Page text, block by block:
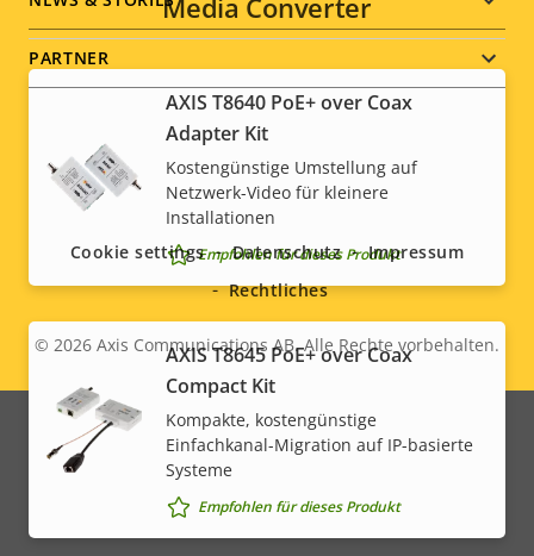
AXIS T8640 PoE+ over Coax
Adapter Kit
Kostengünstige Umstellung auf
Netzwerk-Video für kleinere
Installationen
Empfohlen für dieses Produkt
AXIS T8645 PoE+ over Coax
Compact Kit
Kompakte, kostengünstige
Einfachkanal-Migration auf IP-basierte
Systeme
Empfohlen für dieses Produkt
PARTNER
Social
menu
Legal
menu
© 2026 Axis Communications AB. Alle Rechte vorbehalten.
Cookie settings Datenschutz
Impressum
Rechtliches